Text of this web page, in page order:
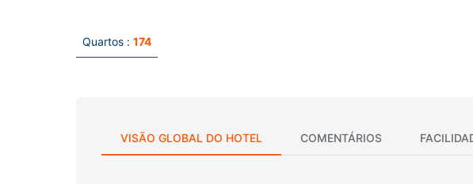
Quartos : 174
VISÃO GLOBAL DO HOTEL COMENTÁRIOS